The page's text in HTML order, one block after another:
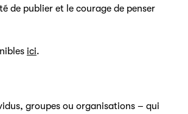
de publier et le courage de penser
ici.
groupes ou organisations – qui